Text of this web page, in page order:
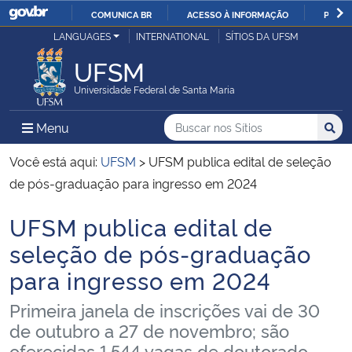
IR
COMUNICA BR ACESSO À INFORMAÇÃO
Ministério da Justiça e Segurança Pública
Ministério da Defesa
Ministério das Relações Exteriores
Ministério da Infraestrutura
Ministério da Agricultura, Pecuária e Abastecimento
Ministério da Educação
LANGUAGES INTERNATIONAL SÍTIOS DA UFSM
UFSM
Universidade Federal de Santa Maria
Menu Menu Principal do Sítio
Busca
Buscar no nos Sítios
Busca:
Você está aqui: UFSM > UFSM publica edital de seleção
de pós-graduação para ingresso em 2024
Início do conteúdo
UFSM publica edital de
seleção de pós-graduação
para ingresso em 2024
Primeira janela de inscrições vai de 30
de outubro a 27 de novembro; são